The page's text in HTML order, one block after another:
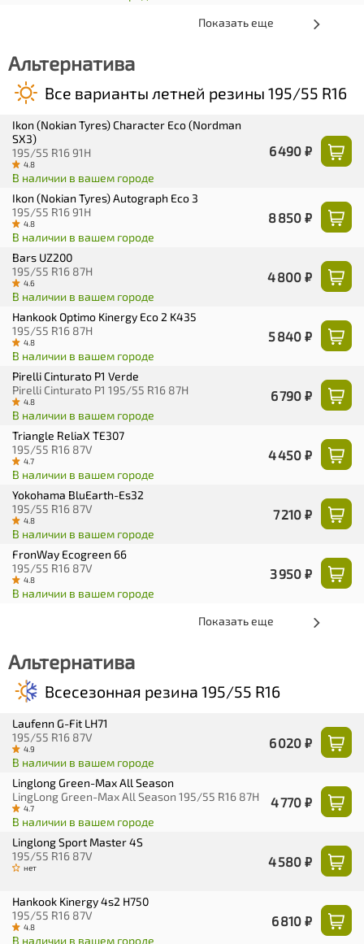
Показать еще
Альтернатива
Все варианты летней резины 195/55 R16
Ikon (Nokian Tyres) Character Eco (Nordman
SX3)
195/55 R16 91H
4.8
В наличии в вашем городе
6 490 ₽
Ikon (Nokian Tyres) Autograph Eco 3
195/55 R16 91H
4.8
В наличии в вашем городе
8 850 ₽
Bars UZ200
195/55 R16 87H
4.6
В наличии в вашем городе
4 800 ₽
Hankook Optimo Kinergy Eco 2 K435
195/55 R16 87H
4.8
В наличии в вашем городе
5 840 ₽
Pirelli Cinturato P1 Verde
Pirelli Cinturato P1 195/55 R16 87H
4.8
В наличии в вашем городе
6 790 ₽
Triangle ReliaX TE307
195/55 R16 87V
4.7
В наличии в вашем городе
4 450 ₽
Yokohama BluEarth-Es32
195/55 R16 87V
4.8
В наличии в вашем городе
7 210 ₽
FronWay Ecogreen 66
195/55 R16 87V
4.8
В наличии в вашем городе
3 950 ₽
Показать еще
Альтернатива
Всесезонная резина 195/55 R16
Laufenn G-Fit LH71
195/55 R16 87V
4.9
В наличии в вашем городе
6 020 ₽
Linglong Green-Max All Season
LingLong Green-Max All Season 195/55 R16 87H
4.7
В наличии в вашем городе
4 770 ₽
Linglong Sport Master 4S
195/55 R16 87V
нет 4 580 ₽
Hankook Kinergy 4s2 H750
195/55 R16 87V
4.8
В наличии в вашем городе
6 810 ₽